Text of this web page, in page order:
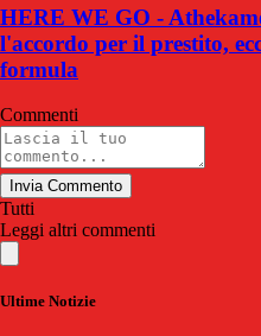
HERE WE GO -
l'accordo per il prestito,
formula
Commenti
Invia Commento
Tutti
Leggi altri commenti
Ultime Notizie